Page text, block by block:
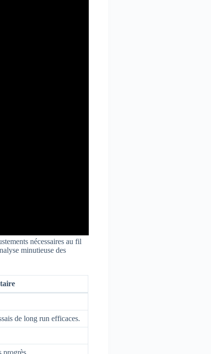
nécessaires au fil
minutieuse des
de long run efficaces.